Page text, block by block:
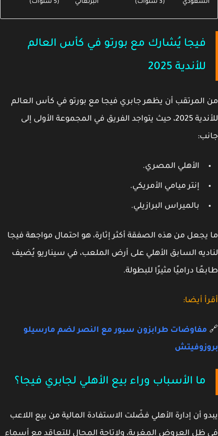
السعودي البرتغالي
فيجا يُشارك مع بورتو في كأس العالم
للأندية 2025
المرتقب أن يظهر جابري فيجا مع بورتو في كأس العالم
للأندية 2025، حيث يتواجد الفريق في المجموعة الأولى إلى
الأهلي المصري.
إنتر ميامي الأمريكي.
بالميراس البرازيلي.
يجعل من هذه الصفقة أكثر إثارة، هو احتمال مواجهة فيجا
السابق الأهلي على أرض الملعب، في سيناريو يُضيف
دراميًا مثيرًا للبطولة.
أيضا:
مفاوضات طرابزون سبور مع النصر لضم مارسيلو
ما الأسباب وراء بيع الأهلي لجابري فيجا؟
أن إدارة الأهلي فضّلت الاستفادة المالية من بيع اللاعب
ظل العروض المغرية، ولإتاحة المجال للتعاقد مع أسماء